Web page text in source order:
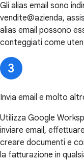
Gli alias email sono
vendite@azienda,
alias email possono
conteggiati come
Invia email e molto
Utilizza Google
inviare email,
creare documenti e
la fatturazione in